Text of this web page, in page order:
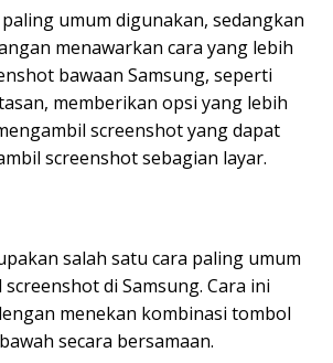
umum digunakan, sedangkan
menawarkan cara yang lebih
bawaan Samsung, seperti
memberikan opsi yang lebih
screenshot yang dapat
screenshot sebagian layar.
salah satu cara paling umum
di Samsung. Cara ini
menekan kombinasi tombol
secara bersamaan.